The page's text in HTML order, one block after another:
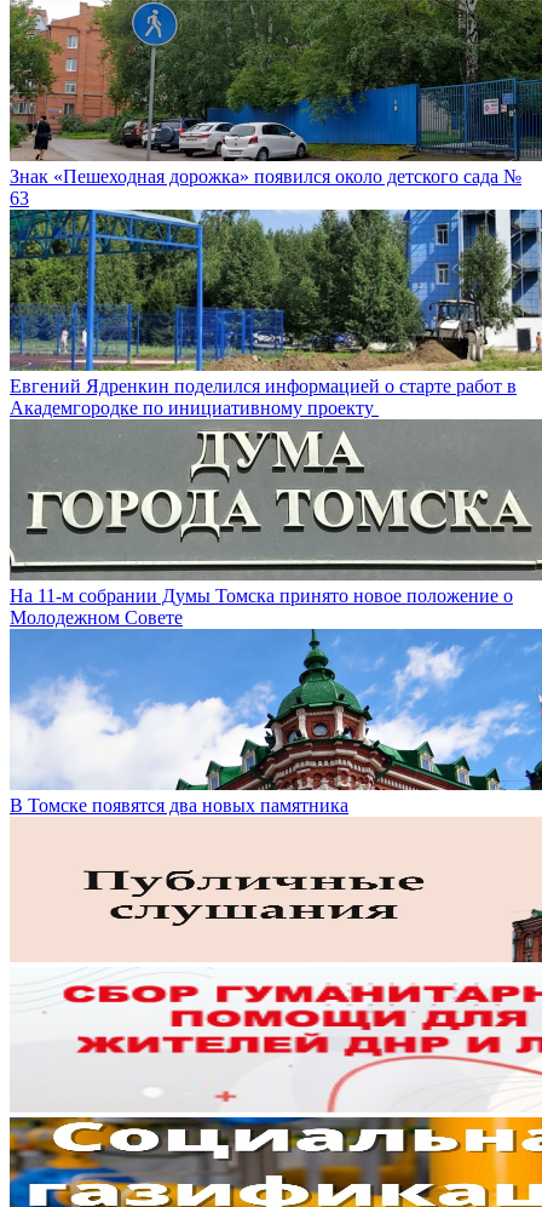
Знак «Пешеходная дорожка» появился около детского сада №
63
Евгений Ядренкин поделился информацией о старте работ в
Академгородке по инициативному проекту
На 11-м собрании Думы Томска принято новое положение о
Молодежном Совете
В Томске появятся два новых памятника